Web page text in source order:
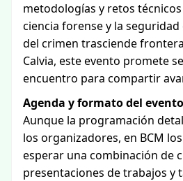
metodologías y retos
ciencia forense y la seguridad
del crimen trasciende
Calvia, este evento promete
encuentro para compartir
Agenda y formato del
Aunque la programación
los organizadores, en BCM
esperar una combinación de
presentaciones de trabajos y